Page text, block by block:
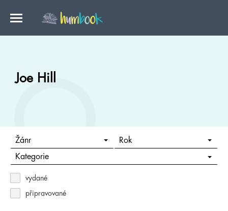
Joe Hill
Žánr Rok
Kategorie
vydané
připravované